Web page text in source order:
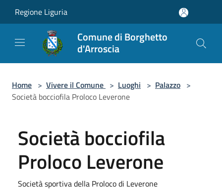
Regione Liguria
Comune di Borghetto
d'Arroscia
Home > Vivere il Comune > Luoghi > Palazzo >
Società bocciofila Proloco Leverone
Società bocciofila
Proloco Leverone
Società sportiva della Proloco di Leverone